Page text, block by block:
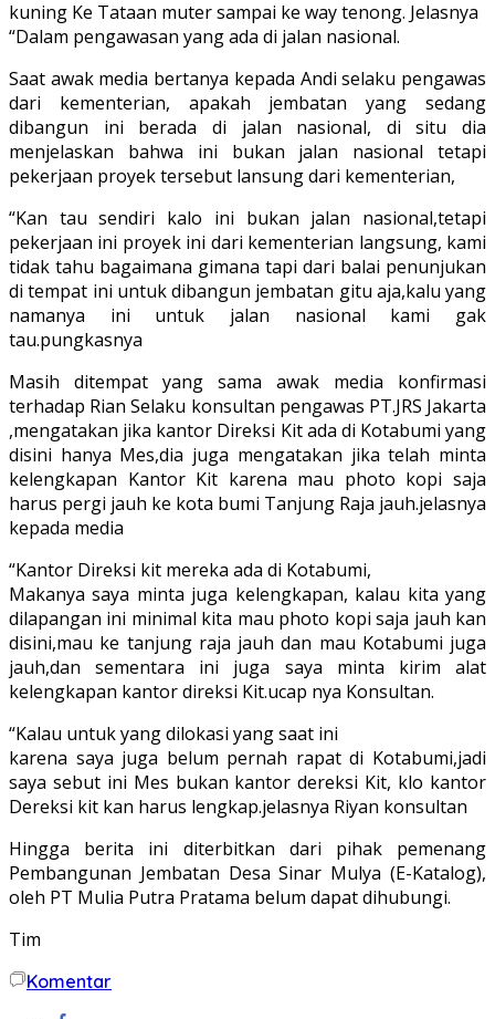
kuning Ke Tataan muter sampai ke way tenong. Jelasnya
“Dalam pengawasan yang ada di jalan nasional.
Saat awak media bertanya kepada Andi selaku pengawas
dari kementerian, apakah jembatan yang sedang
dibangun ini berada di jalan nasional, di situ dia
menjelaskan bahwa ini bukan jalan nasional tetapi
pekerjaan proyek tersebut lansung dari kementerian,
“Kan tau sendiri kalo ini bukan jalan nasional,tetapi
pekerjaan ini proyek ini dari kementerian langsung, kami
tidak tahu bagaimana gimana tapi dari balai penunjukan
di tempat ini untuk dibangun jembatan gitu aja,kalu yang
namanya ini untuk jalan nasional kami gak
tau.pungkasnya
Masih ditempat yang sama awak media konfirmasi
terhadap Rian Selaku konsultan pengawas PT.JRS Jakarta
,mengatakan jika kantor Direksi Kit ada di Kotabumi yang
disini hanya Mes,dia juga mengatakan jika telah minta
kelengkapan Kantor Kit karena mau photo kopi saja
harus pergi jauh ke kota bumi Tanjung Raja jauh.jelasnya
kepada media
“Kantor Direksi kit mereka ada di Kotabumi,
Makanya saya minta juga kelengkapan, kalau kita yang
dilapangan ini minimal kita mau photo kopi saja jauh kan
disini,mau ke tanjung raja jauh dan mau Kotabumi juga
jauh,dan sementara ini juga saya minta kirim alat
kelengkapan kantor direksi Kit.ucap nya Konsultan.
“Kalau untuk yang dilokasi yang saat ini
karena saya juga belum pernah rapat di Kotabumi,jadi
saya sebut ini Mes bukan kantor dereksi Kit, klo kantor
Dereksi kit kan harus lengkap.jelasnya Riyan konsultan
Hingga berita ini diterbitkan dari pihak pemenang
Pembangunan Jembatan Desa Sinar Mulya (E-Katalog),
oleh PT Mulia Putra Pratama belum dapat dihubungi.
Tim
Komentar